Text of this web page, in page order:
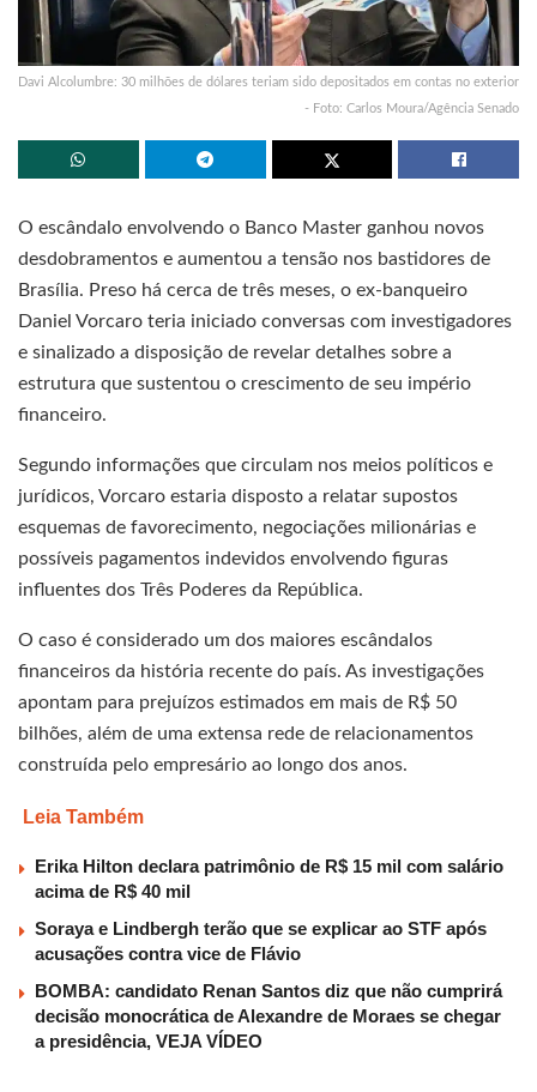
Davi Alcolumbre: 30 milhões de dólares teriam sido depositados em contas no exterior
- Foto: Carlos Moura/Agência Senado
O escândalo envolvendo o Banco Master ganhou novos
desdobramentos e aumentou a tensão nos bastidores de
Brasília. Preso há cerca de três meses, o ex-banqueiro
Daniel Vorcaro teria iniciado conversas com investigadores
e sinalizado a disposição de revelar detalhes sobre a
estrutura que sustentou o crescimento de seu império
financeiro.
Segundo informações que circulam nos meios políticos e
jurídicos, Vorcaro estaria disposto a relatar supostos
esquemas de favorecimento, negociações milionárias e
possíveis pagamentos indevidos envolvendo figuras
influentes dos Três Poderes da República.
O caso é considerado um dos maiores escândalos
financeiros da história recente do país. As investigações
apontam para prejuízos estimados em mais de R$ 50
bilhões, além de uma extensa rede de relacionamentos
construída pelo empresário ao longo dos anos.
Leia Também
Erika Hilton declara patrimônio de R$ 15 mil com salário
acima de R$ 40 mil
Soraya e Lindbergh terão que se explicar ao STF após
acusações contra vice de Flávio
BOMBA: candidato Renan Santos diz que não cumprirá
decisão monocrática de Alexandre de Moraes se chegar
a presidência, VEJA VÍDEO